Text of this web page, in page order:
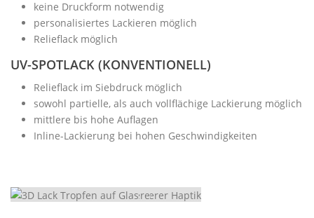
keine Druckform notwendig
personalisiertes Lackieren möglich
Relieflack möglich
UV-SPOTLACK (KONVENTIONELL)
Relieflack im Siebdruck möglich
sowohl partielle, als auch vollflächige Lackierung möglich
mittlere bis hohe Auflagen
Inline-Lackierung bei hohen Geschwindigkeiten